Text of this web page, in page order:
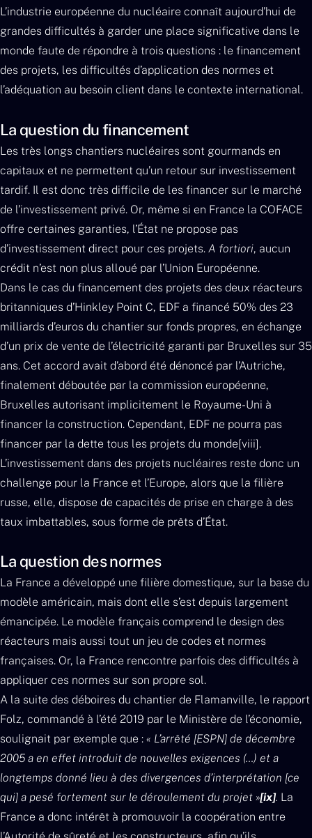
L’industrie européenne du nucléaire connaît aujourd’hui de
grandes difficultés à garder une place significative dans le
monde faute de répondre à trois questions : le financement
des projets, les difficultés d’application des normes et
l’adéquation au besoin client dans le contexte international.
La question du financement
Les très longs chantiers nucléaires sont gourmands en
capitaux et ne permettent qu’un retour sur investissement
tardif. Il est donc très difficile de les financer sur le marché
de l’investissement privé. Or, même si en France la COFACE
offre certaines garanties, l’État ne propose pas
d’investissement direct pour ces projets. A fortiori, aucun
crédit n’est non plus alloué par l’Union Européenne.
Dans le cas du financement des projets des deux réacteurs
britanniques d’Hinkley Point C, EDF a financé 50% des 23
milliards d’euros du chantier sur fonds propres, en échange
d’un prix de vente de l’électricité garanti par Bruxelles sur 35
ans. Cet accord avait d’abord été dénoncé par l’Autriche,
finalement déboutée par la commission européenne,
Bruxelles autorisant implicitement le Royaume-Uni à
financer la construction. Cependant, EDF ne pourra pas
financer par la dette tous les projets du monde[viii].
L’investissement dans des projets nucléaires reste donc un
challenge pour la France et l’Europe, alors que la filière
russe, elle, dispose de capacités de prise en charge à des
taux imbattables, sous forme de prêts d’État.
La question des normes
La France a développé une filière domestique, sur la base du
modèle américain, mais dont elle s’est depuis largement
émancipée. Le modèle français comprend le design des
réacteurs mais aussi tout un jeu de codes et normes
françaises. Or, la France rencontre parfois des difficultés à
appliquer ces normes sur son propre sol.
A la suite des déboires du chantier de Flamanville, le rapport
Folz, commandé à l’été 2019 par le Ministère de l’économie,
soulignait par exemple que : « L’arrêté [ESPN] de décembre
2005 a en effet introduit de nouvelles exigences (…) et a
longtemps donné lieu à des divergences d’interprétation [ce
qui] a pesé fortement sur le déroulement du projet »[ix]. La
France a donc intérêt à promouvoir la coopération entre